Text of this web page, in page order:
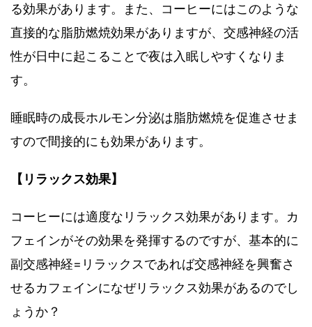
る効果があります。また、コーヒーにはこのような
直接的な脂肪燃焼効果がありますが、交感神経の活
性が日中に起こることで夜は入眠しやすくなりま
す。
睡眠時の成長ホルモン分泌は脂肪燃焼を促進させま
すので間接的にも効果があります。
【リラックス効果】
コーヒーには適度なリラックス効果があります。カ
フェインがその効果を発揮するのですが、基本的に
副交感神経=リラックスであれば交感神経を興奮さ
せるカフェインになぜリラックス効果があるのでし
ょうか？